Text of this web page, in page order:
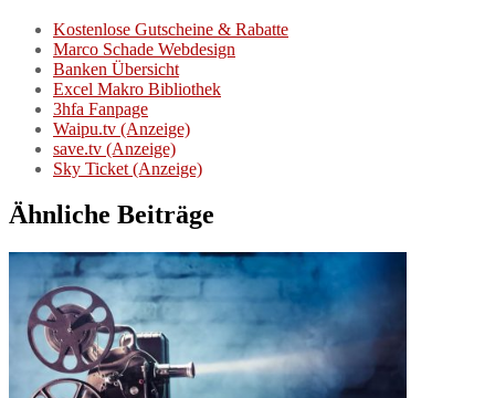
Kostenlose Gutscheine & Rabatte
Marco Schade Webdesign
Banken Übersicht
Excel Makro Bibliothek
3hfa Fanpage
Waipu.tv (Anzeige)
save.tv (Anzeige)
Sky Ticket (Anzeige)
Ähnliche Beiträge